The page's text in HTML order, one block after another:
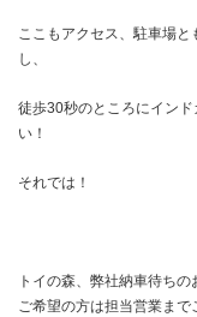
ここもアクセス、駐車場
し、
徒歩30秒のところにイン
い！
それでは！
トイの森、弊社納車待ちの
ご希望の方は担当営業まで